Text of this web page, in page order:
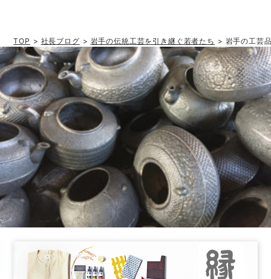
TOP > 社長ブログ > 岩手の伝統工芸を引き継ぐ若者たち > 岩手の工芸